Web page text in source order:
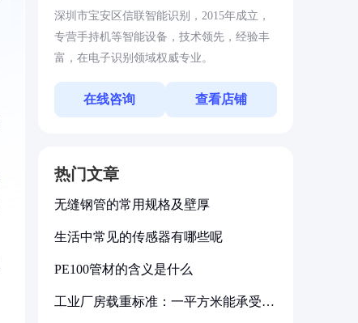
深圳市宝安区信联智能识别，2015年成立，
专营手持机等智能设备，技术领先，经验丰
富，在电子识别领域权威专业。
在线咨询 查看店铺
热门文章
无缝钢管的常用规格及壁厚
生活中常见的传感器有哪些呢
PE100管材的含义是什么
工业厂房载重标准：一平方米能承受多